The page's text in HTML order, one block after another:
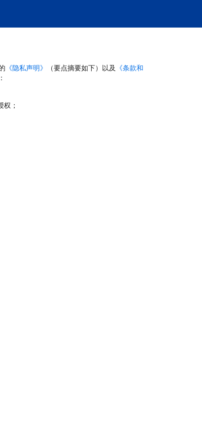
《隐私声明》 （要点摘要如下）以及 《条款和
；